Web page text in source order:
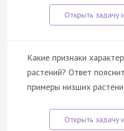
Какие признаки
растений? Ответ
примеры низших